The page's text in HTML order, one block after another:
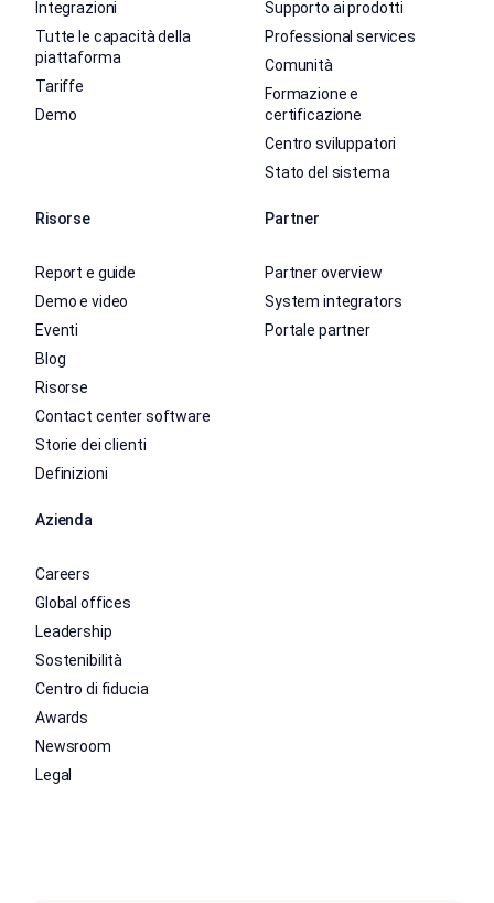
Integrazioni
Tutte le capacità della
piattaforma
Tariffe
Demo
Supporto ai prodotti
Professional services
Comunità
Formazione e
certificazione
Centro sviluppatori
Stato del sistema
Risorse
Report e guide
Demo e video
Eventi
Blog
Risorse
Contact center software
Storie dei clienti
Definizioni
Partner
Partner overview
System integrators
Portale partner
Azienda
Careers
Global offices
Leadership
Sostenibilità
Centro di fiducia
Awards
Newsroom
Legal